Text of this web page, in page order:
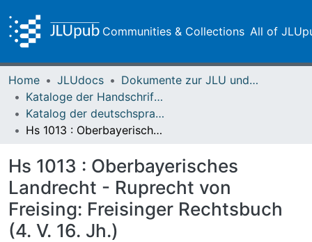
Communities & Collections All of
Home JLUdocs
Dokumente zur JLU und ihren Sammlungen
Kataloge der Handschriften der Universitätsbibliothek
Katalog der deutschsprachigen mittelalterlichen Handschriften – Seelbach
Hs 1013 : Oberbayerisches Landrecht - Ruprecht von Freising: Freisinger Rechtsbuch (4. V. 16. Jh.)
Hs 1013 : Oberbayerisches
Landrecht - Ruprecht von
Freising: Freisinger Rechtsbuch
(4. V. 16. Jh.)